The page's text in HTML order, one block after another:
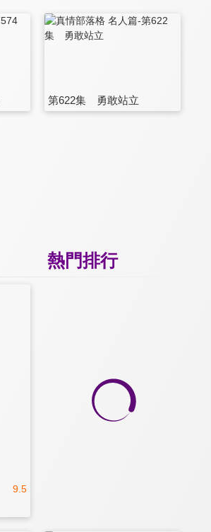
第622集 勇敢站立
熱門排行
9.5